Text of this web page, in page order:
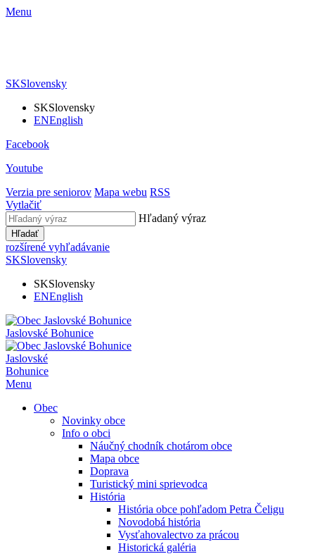
Menu
SKSlovensky
SKSlovensky
ENEnglish
Facebook
Youtube
Verzia pre seniorov Mapa webu RSS
Vytlačiť
Hľadaný výraz
Hľadať
rozšírené vyhľadávanie
SKSlovensky
SKSlovensky
ENEnglish
Jaslovské Bohunice
Jaslovské
Bohunice
Menu
Obec
Novinky obce
Info o obci
Náučný chodník chotárom obce
Mapa obce
Doprava
Turistický mini sprievodca
História
História obce pohľadom Petra Čeligu
Novodobá história
Vysťahovalectvo za prácou
Historická galéria